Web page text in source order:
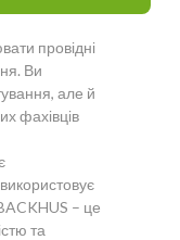
провідні
Ви
але й
фахівців
– це
та